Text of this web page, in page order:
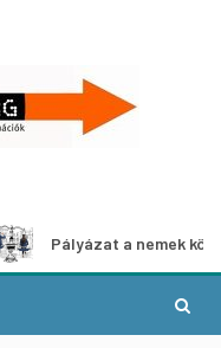
Pályázat a nemek közötti